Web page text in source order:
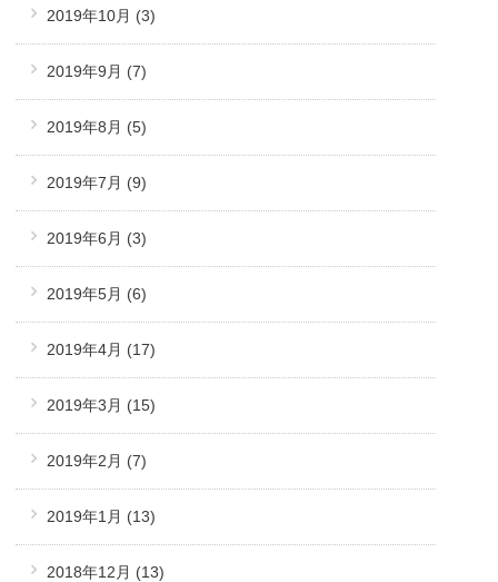
2019年10月 (3)
2019年9月 (7)
2019年8月 (5)
2019年7月 (9)
2019年6月 (3)
2019年5月 (6)
2019年4月 (17)
2019年3月 (15)
2019年2月 (7)
2019年1月 (13)
2018年12月 (13)